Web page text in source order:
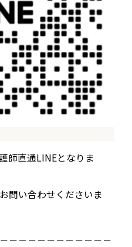
師直通LINEとなりま
問い合わせくださいま
－－－－－－－－－－－